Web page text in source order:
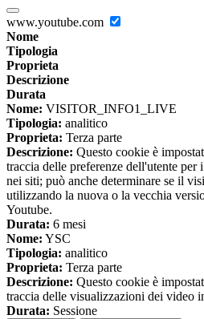
www.youtube.com
Nome
Tipologia
Proprieta
Descrizione
Durata
Nome: VISITOR_INFO1_LIVE
Tipologia: analitico
Proprieta: Terza parte
Descrizione: Questo cookie è
traccia delle preferenze dell'utente
nei siti; può anche determinare se il
utilizzando la nuova o la vecchia
Youtube.
Durata: 6 mesi
Nome: YSC
Tipologia: analitico
Proprieta: Terza parte
Descrizione: Questo cookie è
traccia delle visualizzazioni dei video
Durata: Sessione